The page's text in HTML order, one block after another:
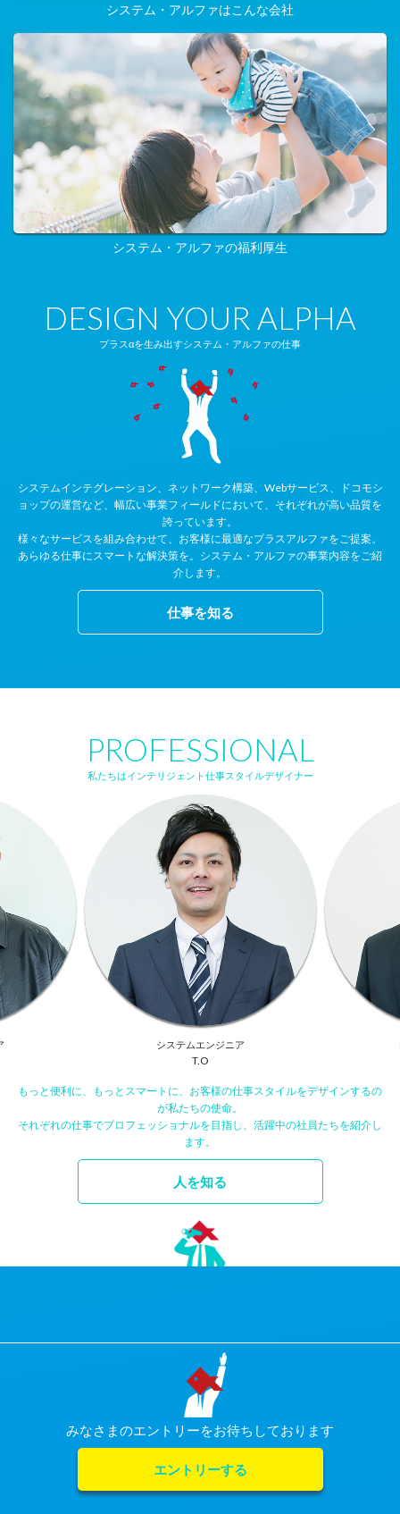
システム・アルファはこんな会社
システム・アルファの福利厚生
プラスαを生み出すシステム・アルファの仕事
DESIGN YOUR ALPHA
システムインテグレーション、ネットワーク構築、Webサービス、ドコモシ
ョップの運営など、 幅広い事業フィールドにおいて、それぞれが高い品質を
誇っています。
様々なサービスを組み合わせて、お客様に最適なプラスアルファをご提案。
あらゆる仕事にスマートな解決策を。システム・アルファの事業内容をご紹
介します。
仕事を知る
私たちはインテリジェント仕事スタイルデザイナー
PROFESSIONAL
システムエンジニア
T.O
もっと便利に、もっとスマートに、お客様の仕事スタイルをデザインするの
が私たちの使命。
それぞれの仕事でプロフェッショナルを目指し、活躍中の社員たちを紹介し
ます。
人を知る
みなさまのエントリーをお待ちしております
エントリーする